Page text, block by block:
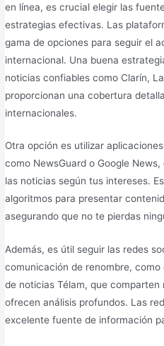
en línea, es crucial elegir las
estrategias efectivas. Las
gama de opciones para seguir el
internacional. Una buena
noticias confiables como Clarín,
proporcionan una cobertura
internacionales.
Otra opción es utilizar
como NewsGuard o Google
las noticias según tus intereses.
algoritmos para presentar
asegurando que no te pierdas
Además, es útil seguir las redes
comunicación de renombre, como
de noticias Télam, que
ofrecen análisis profundos. Las
excelente fuente de información